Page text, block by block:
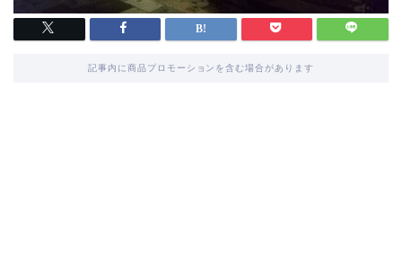
記事内に商品プロモーションを含む場合があります